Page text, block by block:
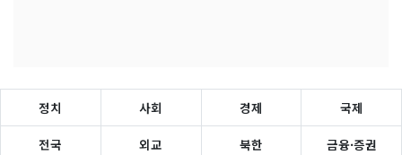
정치 사회 경제 국제
전국 외교 북한 금융·증권